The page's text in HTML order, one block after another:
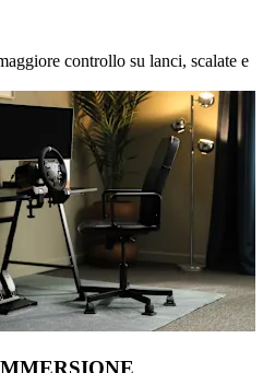
controllo su lanci, scalate e